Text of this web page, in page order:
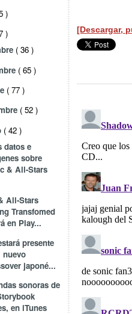
)
)
( 36 )
( 65 )
( 77 )
( 52 )
( 42 )
datos e
sobre
& All-Stars
All-Stars
Transfomed
en Play...
presente
nuevo
japoné...
sonoras de
en iTunes
[Descargar,